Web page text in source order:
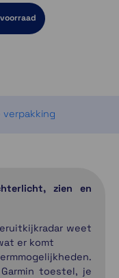
verpakking
zien en
weet
er komt
toestel, je